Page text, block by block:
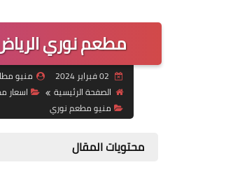
مطعم نوري
منيو
الصفحة الرئيسية
اسعار
منيو مطعم نوري
محتويات المقال